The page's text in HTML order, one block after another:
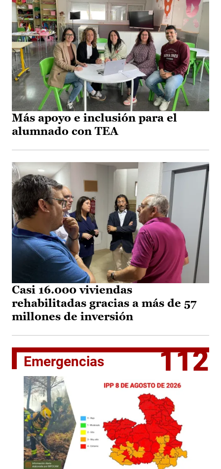
Más apoyo e inclusión para el
alumnado con TEA
Casi 16.000 viviendas
rehabilitadas gracias a más de 57
millones de inversión
Emergencias 112